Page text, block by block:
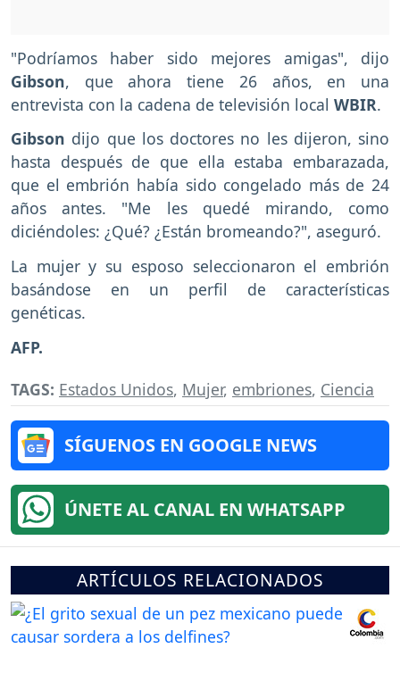
"Podríamos haber sido mejores amigas", dijo
Gibson, que ahora tiene 26 años, en una
entrevista con la cadena de televisión local WBIR.
Gibson dijo que los doctores no les dijeron, sino
hasta después de que ella estaba embarazada,
que el embrión había sido congelado más de 24
años antes. "Me les quedé mirando, como
diciéndoles: ¿Qué? ¿Están bromeando?", aseguró.
La mujer y su esposo seleccionaron el embrión
basándose en un perfil de características
genéticas.
AFP.
TAGS: Estados Unidos, Mujer, embriones, Ciencia
SÍGUENOS EN GOOGLE NEWS
ÚNETE AL CANAL EN WHATSAPP
ARTÍCULOS RELACIONADOS